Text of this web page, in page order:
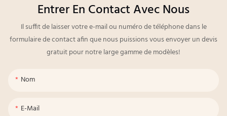
Entrer En Contact Avec Nous
Il suffit de laisser votre e-mail ou numéro de téléphone dans le
formulaire de contact afin que nous puissions vous envoyer un devis
gratuit pour notre large gamme de modèles!
Nom
E-Mail